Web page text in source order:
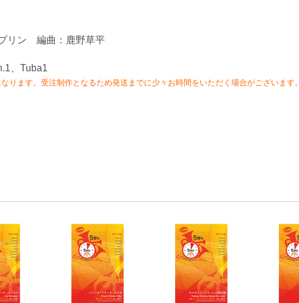
リン 編曲：鹿野草平
、Tuba1
ります。受注制作となるため発送までに少々お時間をいただく場合がございます。